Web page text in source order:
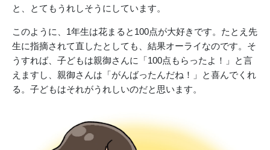
と、とてもうれしそうにしています。
このように、1年生は花まると100点が大好きです。たとえ先
生に指摘されて直したとしても、結果オーライなのです。そ
うすれば、子どもは親御さんに「100点もらったよ！」と言
えますし、親御さんは「がんばったんだね！」と喜んでくれ
る。子どもはそれがうれしいのだと思います。